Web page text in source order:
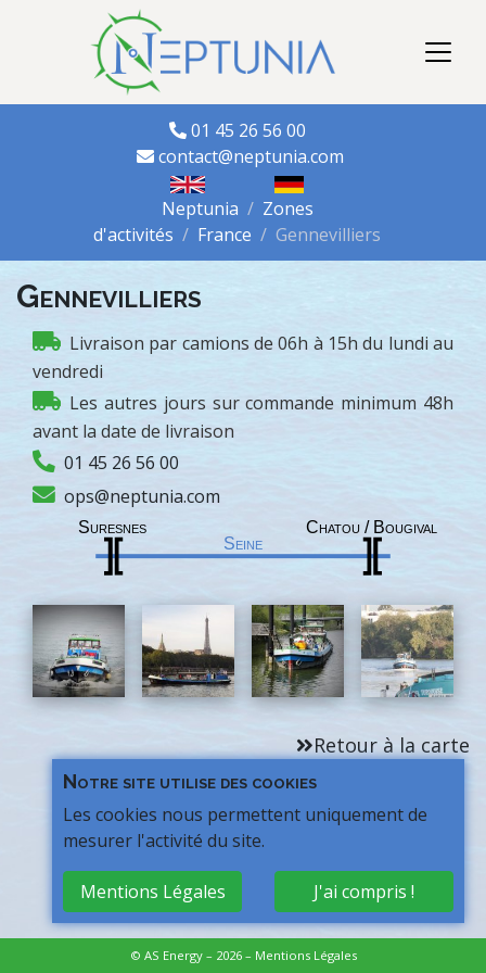
01 45 26 56 00
contact@neptunia.com
Neptunia
Zones
d'activités
France Gennevilliers
Gennevilliers
Livraison par camions de 06h à 15h du lundi au
vendredi
Les autres jours sur commande minimum 48h
avant la date de livraison
01 45 26 56 00
ops@neptunia.com
Retour à la carte
© AS Energy – 2026 – Mentions Légales
Notre site utilise des cookies
Les cookies nous permettent uniquement de
mesurer l'activité du site.
Mentions Légales J'ai compris !